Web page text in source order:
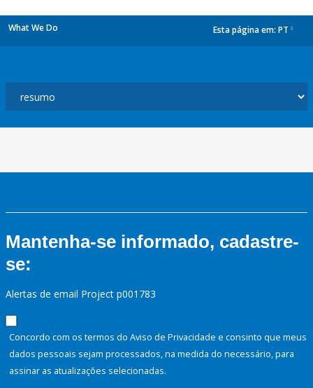
What We Do Esta página em: PT
Mantenha-se informado, cadastre-
se:
Alertas de email Project p001783
Concordo com os termos do Aviso de Privacidade e consinto que meus
dados pessoais sejam processados, na medida do necessário, para
assinar as atualizações selecionadas.